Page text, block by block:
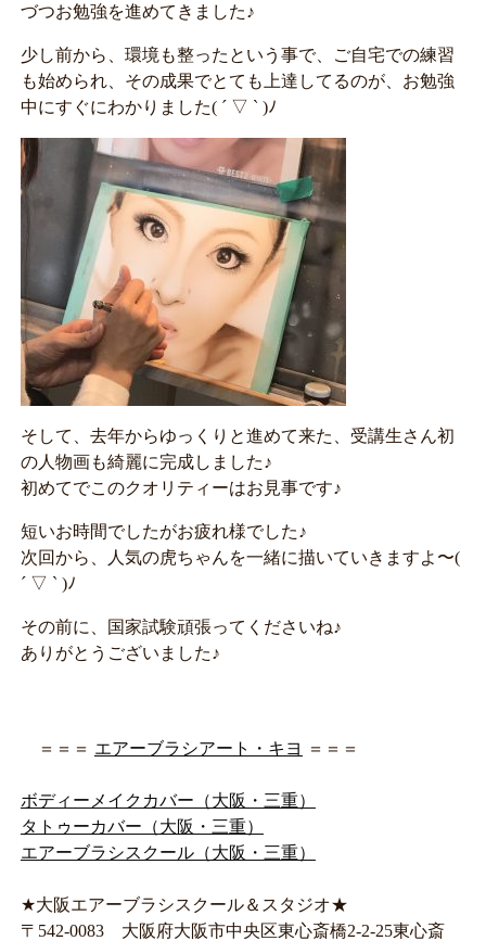
づつお勉強を進めてきました♪
少し前から、環境も整ったという事で、ご自宅での練習
も始められ、その成果でとても上達してるのが、お勉強
中にすぐにわかりました( ´ ▽ ` )ﾉ
そして、去年からゆっくりと進めて来た、受講生さん初
の人物画も綺麗に完成しました♪
初めてでこのクオリティーはお見事です♪
短いお時間でしたがお疲れ様でした♪
次回から、人気の虎ちゃんを一緒に描いていきますよ〜(
´ ▽ ` )ﾉ
その前に、国家試験頑張ってくださいね♪
ありがとうございました♪
＝＝＝ エアーブラシアート・キヨ ＝＝＝
ボディーメイクカバー（大阪・三重）
タトゥーカバー（大阪・三重）
エアーブラシスクール（大阪・三重）
★大阪エアーブラシスクール＆スタジオ★
〒542-0083 大阪府大阪市中央区東心斎橋2-2-25東心斎